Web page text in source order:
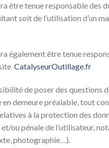
être tenue responsable des
soit de l’utilisation d’un
également être tenue
CatalyseurOutillage.fr
de poser des questions
demeure préalable, tout
à la protection des
ou pénale de l’utilisateur,
photographie…).